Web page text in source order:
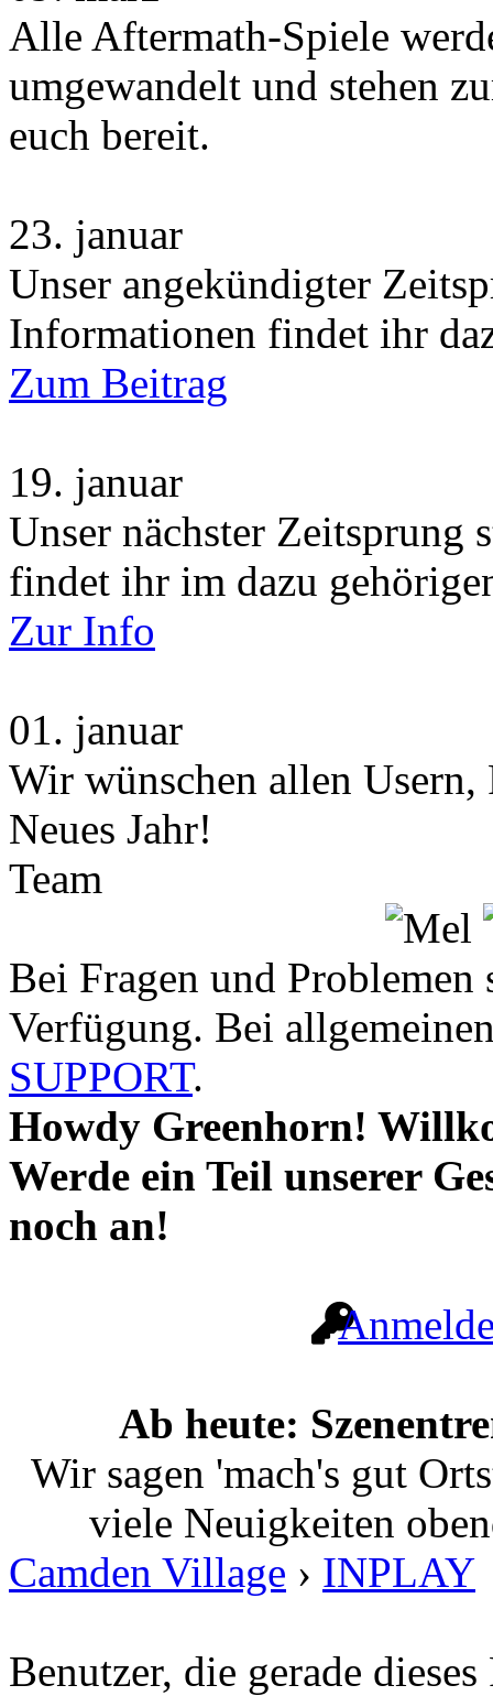
Alle Aftermath-Spiele
umgewandelt und stehen
euch bereit.
23. januar
Unser angekündigter
Informationen findet ihr
Zum Beitrag
19. januar
Unser nächster Zeitsprung
findet ihr im dazu
Zur Info
01. januar
Wir wünschen allen Usern,
Neues Jahr!
Team
Bei Fragen und Problemen
Verfügung. Bei
SUPPORT.
Howdy Greenhorn!
Werde ein Teil unserer
noch an!
Ab heute:
Wir sagen 'mach's gut
viele Neuigkeiten
Camden Village › INPLAY
Benutzer, die gerade